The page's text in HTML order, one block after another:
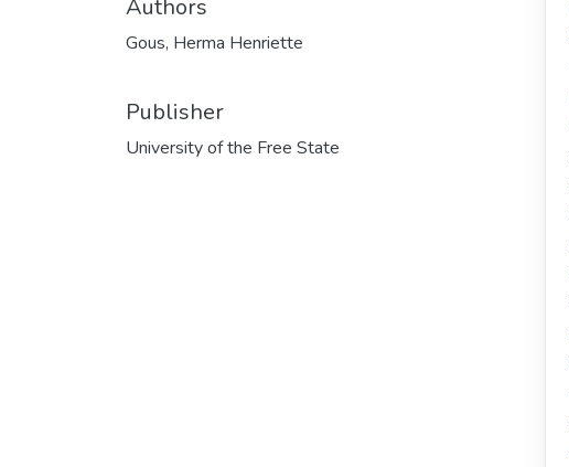
Authors
Gous, Herma Henriette
Publisher
University of the Free State